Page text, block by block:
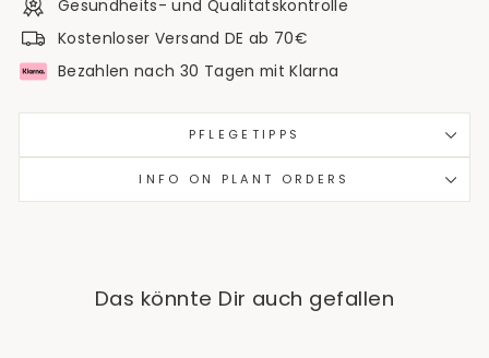
Gesundheits- und Qualitätskontrolle
Kostenloser Versand DE ab 70€
Bezahlen nach 30 Tagen mit Klarna
PFLEGETIPPS
INFO ON PLANT ORDERS
Das könnte Dir auch gefallen